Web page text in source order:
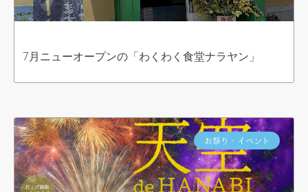
7月ニューオープンの「わくわく食堂ナラヤン」
お祭り・イベント